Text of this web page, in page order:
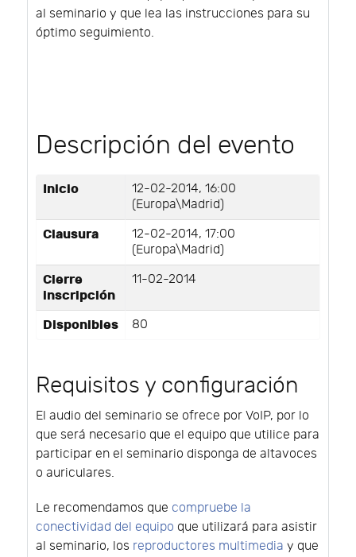
al seminario y que lea las instrucciones para su
óptimo seguimiento.
Descripción del evento
Inicio
12-02-2014, 16:00
(Europa\Madrid)
Clausura
12-02-2014, 17:00
(Europa\Madrid)
Cierre
inscripción
11-02-2014
Disponibles 80
Requisitos y configuración
El audio del seminario se ofrece por VoIP, por lo
que será necesario que el equipo que utilice para
participar en el seminario disponga de altavoces
o auriculares.
Le recomendamos que compruebe la
conectividad del equipo que utilizará para asistir
al seminario, los reproductores multimedia y que